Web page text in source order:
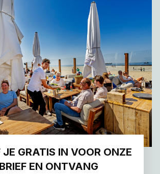
JE GRATIS IN VOOR ONZE
EN ONTVANG